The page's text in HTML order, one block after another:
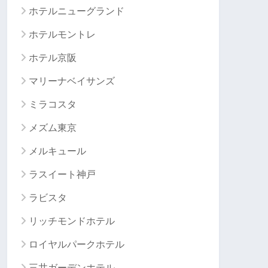
ホテルニューグランド
ホテルモントレ
ホテル京阪
マリーナベイサンズ
ミラコスタ
メズム東京
メルキュール
ラスイート神戸
ラビスタ
リッチモンドホテル
ロイヤルパークホテル